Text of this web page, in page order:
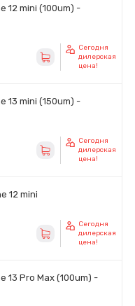
12 mini (100um) -
Сегодня
дилерская
цена!
13 mini (150um) -
Сегодня
дилерская
цена!
12 mini
Сегодня
дилерская
цена!
13 Pro Max (100um) -